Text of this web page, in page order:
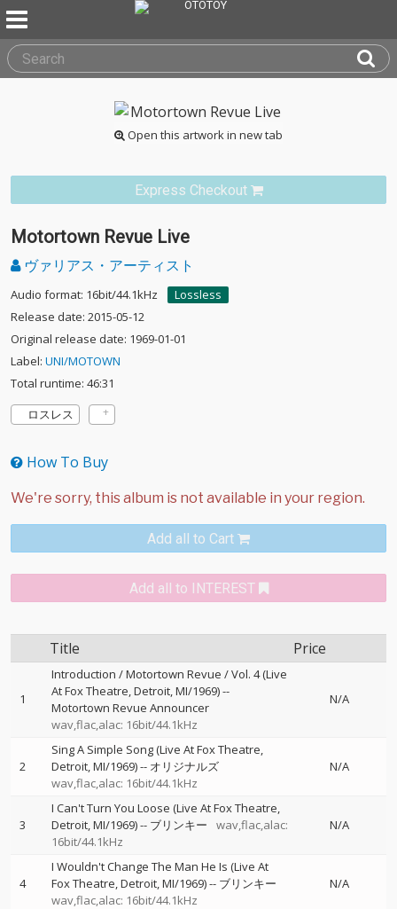
Open this artwork in new tab
Express Checkout
Motortown Revue Live
ヴァリアス・アーティスト
Audio format: 16bit/44.1kHz
Lossless
Release date: 2015-05-12
Original release date: 1969-01-01
Label: UNI/MOTOWN
Total runtime: 46:31
ロスレス
How To Buy
Add all to Cart
Add all to INTEREST
Title Price
1
Introduction / Motortown Revue / Vol. 4 (Live
At Fox Theatre, Detroit, MI/1969)--
Motortown Revue Announcer
wav,flac,alac: 16bit/44.1kHz
N/A
2
Sing A Simple Song (Live At Fox Theatre,
Detroit, MI/1969)-- オリジナルズ
wav,flac,alac: 16bit/44.1kHz
N/A
3
I Can't Turn You Loose (Live At Fox Theatre,
Detroit, MI/1969)-- ブリンキー
wav,flac,alac:
16bit/44.1kHz
N/A
4
I Wouldn't Change The Man He Is (Live At
Fox Theatre, Detroit, MI/1969)-- ブリンキー
wav,flac,alac: 16bit/44.1kHz
N/A